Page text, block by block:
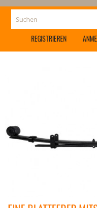
REGISTRIEREN